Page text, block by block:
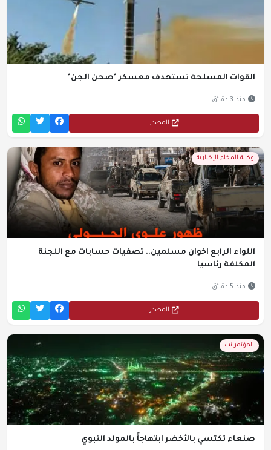
القوات المسلحة تستهدف معسكر "صحن الجن"
منذ 3 دقائق
المصدر
وكالة المخاء الإخبارية
اللواء الرابع اخوان مسلمين.. تصفيات حسابات مع اللجنة
المكلفة رئاسيا
منذ 5 دقائق
المصدر
المؤتمر نت
صنعاء تكتسي بالأخضر ابتهاجاً بالمولد النبوي